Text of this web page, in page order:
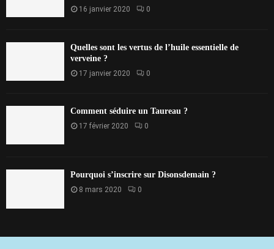
16 janvier 2020 0
Quelles sont les vertus de l’huile essentielle de
verveine ?
17 janvier 2020 0
Comment séduire un Taureau ?
17 février 2020 0
Pourquoi s’inscrire sur Disonsdemain ?
8 mars 2020 0